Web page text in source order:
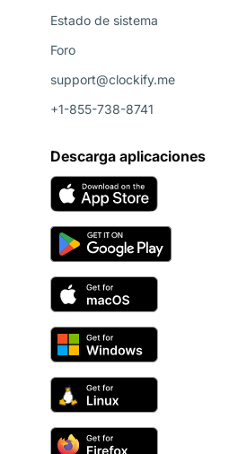
Estado de sistema
Foro
support@clockify.me
+1-855-738-8741
Descarga aplicaciones